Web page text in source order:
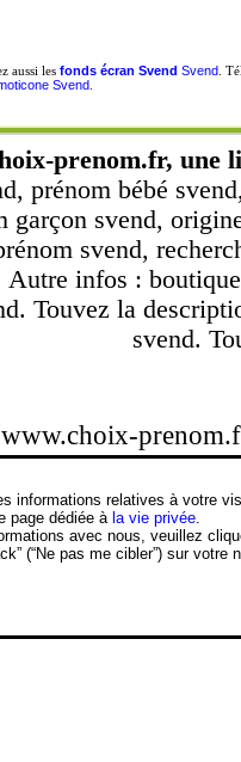
aussi les fonds écran Svend Svend .
Svend
prenom.fr, une
prénom bébé
garçon svend,
svend,
Autre infos :
Touvez la
svend.
informations relatives à votre
page dédiée àla vie privée
avec nous, veuillez
(“Ne pas me cibler”) sur